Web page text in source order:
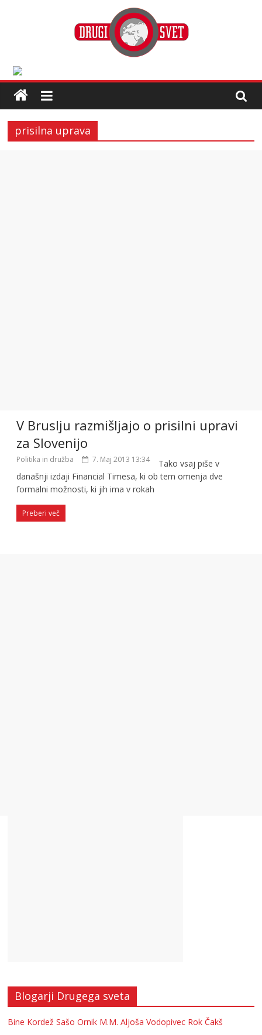
prisilna uprava
V Bruslju razmišljajo o prisilni upravi
za Slovenijo
Politika in družba 7. Maj 2013 13:34
Tako vsaj piše v
današnji izdaji Financial Timesa, ki ob tem omenja dve
formalni možnosti, ki jih ima v rokah
Preberi več
Blogarji Drugega sveta
Bine Kordež Sašo Ornik M.M. Aljoša Vodopivec Rok Čakš